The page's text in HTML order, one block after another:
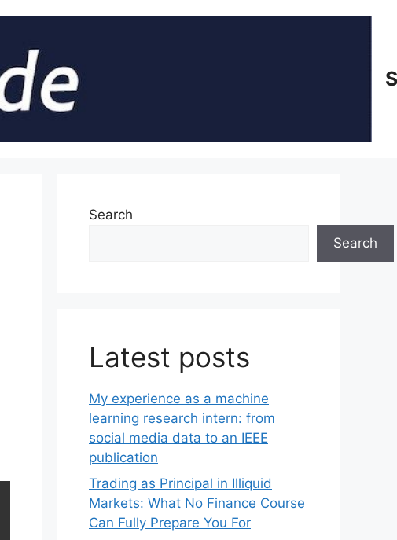
Search
Search
Latest posts
My experience as a machine
learning research intern: from
social media data to an IEEE
publication
Trading as Principal in Illiquid
Markets: What No Finance Course
Can Fully Prepare You For